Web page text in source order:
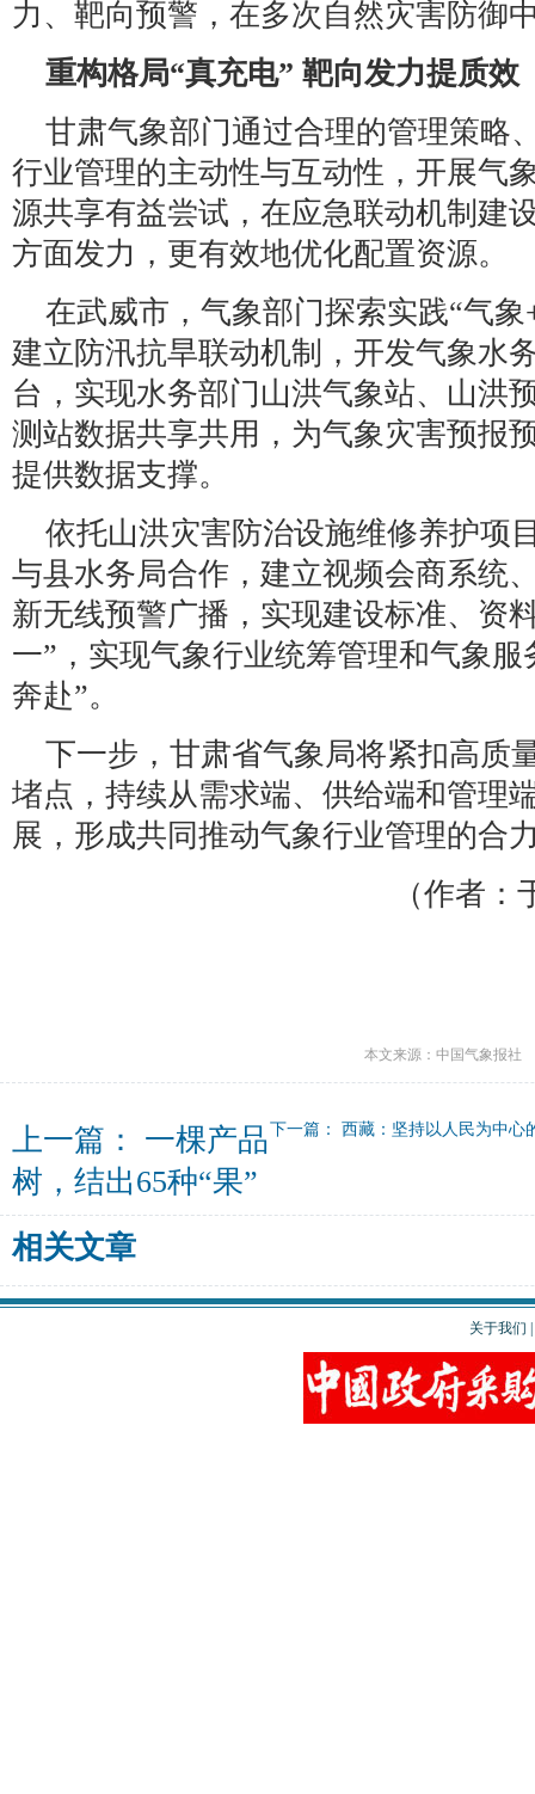
力、靶向预警，在多次自然灾害防御
重构格局“真充电” 靶向发力提质效
甘肃气象部门通过合理的管理策略
行业管理的主动性与互动性，开展气
源共享有益尝试，在应急联动机制建
方面发力，更有效地优化配置资源。
在武威市，气象部门探索实践“气
建立防汛抗旱联动机制，开发气象水
台，实现水务部门山洪气象站、山洪
测站数据共享共用，为气象灾害预报
提供数据支撑。
依托山洪灾害防治设施维修养护项
与县水务局合作，建立视频会商系统
新无线预警广播，实现建设标准、资
一”，实现气象行业统筹管理和气象
奔赴”。
下一步，甘肃省气象局将紧扣高质
堵点，持续从需求端、供给端和管理
展，形成共同推动气象行业管理的合
（作者
本文来源：中国气象报社
下一篇： 西藏：坚持以人民为中心
上一篇： 一棵产品
树，结出65种“果”
相关文章
关于我们